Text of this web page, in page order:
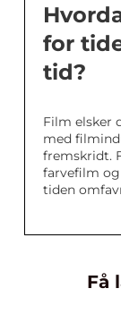
for
tid?
Film elsker
med
fremskridt.
farvefilm
tiden
Få